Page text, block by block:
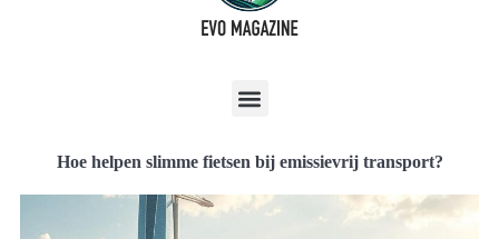
Hoe helpen slimme fietsen bij emissievrij transport?